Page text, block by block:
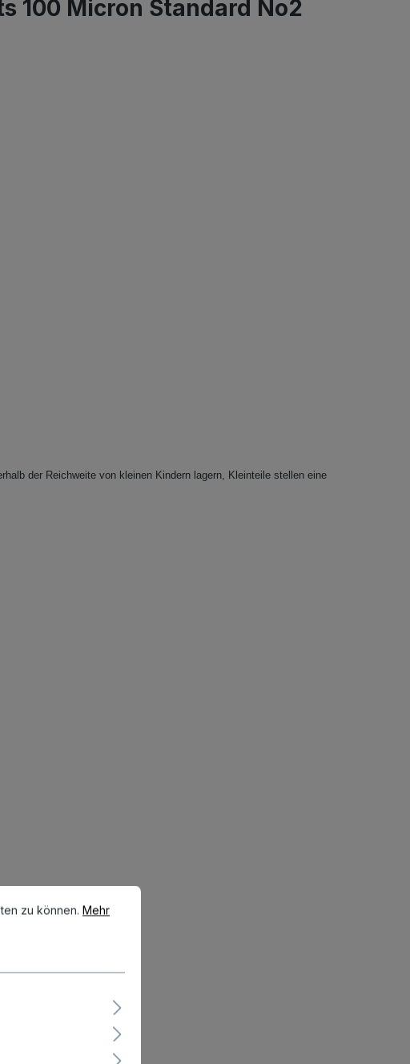
100 Micron Standard No2
der Reichweite von kleinen Kindern lagern, Kleinteile stellen eine
können.
Mehr Informationen ...
zu können. Mehr